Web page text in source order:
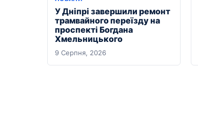
У Дніпрі завершили ремонт
трамвайного переїзду на
проспекті Богдана
Хмельницького
9 Серпня, 2026